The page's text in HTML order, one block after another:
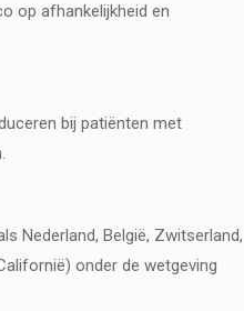
op afhankelijkheid en
bij patiënten met
Nederland, België, Zwitserland,
onder de wetgeving